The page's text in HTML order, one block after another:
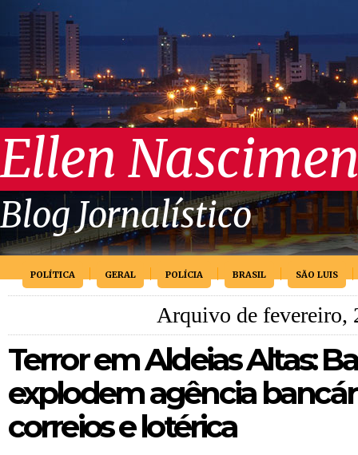
Ellen
Blog Jornalístico
POLÍTICA GERAL POLÍCIA BRASIL SÃO LUIS
Arquivo de fevereiro,
Terror em Aldeias Altas:
explodem agência
correios e lotérica